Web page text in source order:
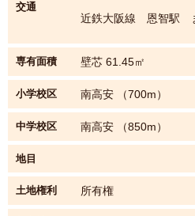
交通
近鉄大阪線 恩智駅
専有面積 壁芯 61.45㎡
小学校区 南高安 （700m）
中学校区 南高安 （850m）
地目
土地権利 所有権